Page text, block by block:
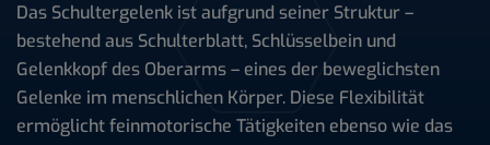
Das Schultergelenk ist aufgrund seiner Struktur –
bestehend aus Schulterblatt, Schlüsselbein und
Gelenkkopf des Oberarms – eines der beweglichsten
Gelenke im menschlichen Körper. Diese Flexibilität
ermöglicht feinmotorische Tätigkeiten ebenso wie das